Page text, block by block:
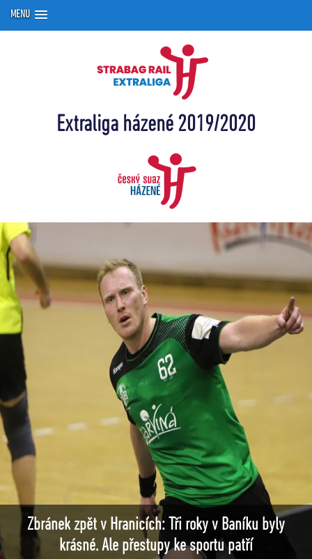
MENU
Extraliga házené 2019/2020
Zbránek zpět v Hranicích: Tři roky v Baníku byly
krásné. Ale přestupy ke sportu patří